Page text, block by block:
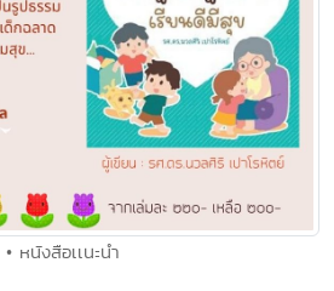
• หนังสือเเนะนำ